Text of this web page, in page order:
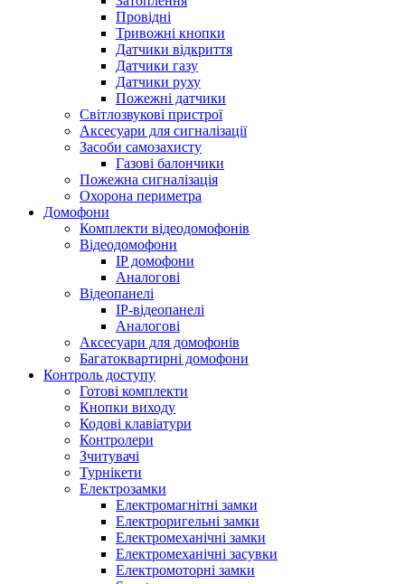
Провідні
Тривожні кнопки
Датчики відкриття
Датчики газу
Датчики руху
Пожежні датчики
Світлозвукові пристрої
Аксесуари для сигналізації
Засоби самозахисту
Газові балончики
Пожежна сигналізація
Охорона периметра
Домофони
Комплекти відеодомофонів
Відеодомофони
IP домофони
Аналогові
Відеопанелі
IP-відеопанелі
Аналогові
Аксесуари для домофонів
Багатоквартирні домофони
Контроль доступу
Готові комплекти
Кнопки виходу
Кодові клавіатури
Контролери
Зчитувачі
Турнікети
Електрозамки
Електромагнітні замки
Електроригельні замки
Електромеханічні замки
Електромеханічні засувки
Електромоторні замки